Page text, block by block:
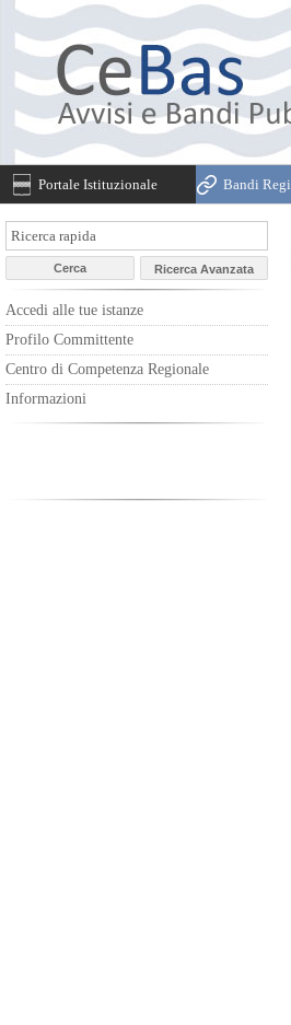
Portale Istituzionale Bandi
Accedi alle tue istanze
Profilo Committente
Centro di Competenza Regionale
Informazioni